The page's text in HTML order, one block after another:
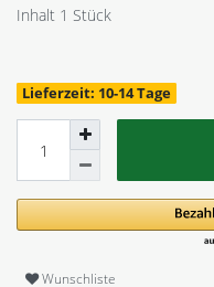
Inhalt 1 Stück
Lieferzeit: 10-14 Tage
Wunschliste